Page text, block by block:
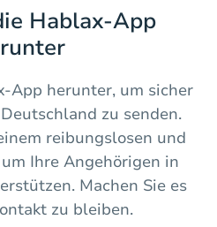
Hablax-App
App herunter, um sicher
zu senden.
reibungslosen und
Ihre Angehörigen in
Machen Sie es
zu bleiben.